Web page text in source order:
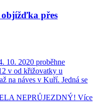
přes
10. 2020 proběhne
v od křižovatky u
na náves v Kuří. Jedná se
NEPRŮJEZDNÝ! Více